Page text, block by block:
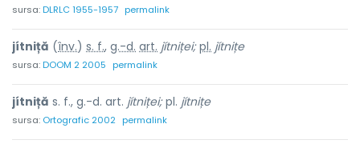
sursa:DLRLC 1955-1957 permalink
jítniță (înv.) s. f., g.-d. art. jítniței; pl. jítnițe
sursa:DOOM 2 2005 permalink
jítniță s. f., g.-d. art. jítniței;pl. jítnițe
sursa: Ortografic 2002 permalink